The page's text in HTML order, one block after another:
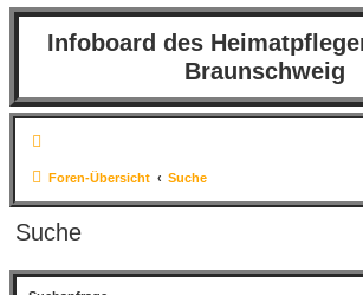
Infoboard des
Braunschweig
Foren-Übersicht Suche
Suche